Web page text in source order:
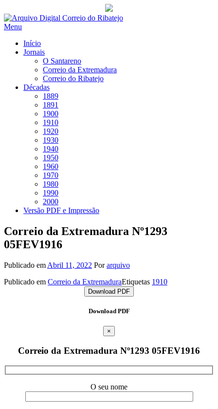
Saltar
para
Menu
Início
Jornais
O Santareno
Correio da Extremadura
Correio do Ribatejo
Décadas
1889
1891
1900
1910
1920
1930
1940
1950
1960
1970
1980
1990
2000
Versão PDF e Impressão
Correio da Extremadura Nº1293
05FEV1916
Publicado em Abril 11, 2022 Porarquivo
Publicado em Correio da ExtremaduraEtiquetas 1910
Download PDF
Download PDF
×
Correio da Extremadura Nº1293 05FEV1916
O seu nome